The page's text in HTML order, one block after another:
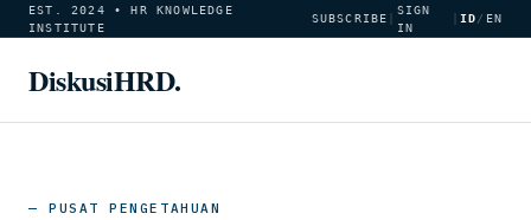
EST. 2024 • HR KNOWLEDGE
INSTITUTE
SUBSCRIBE
SIGN
IN
ID/ EN
DiskusiHRD.
— PUSAT PENGETAHUAN